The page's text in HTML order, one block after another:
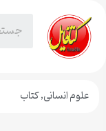
علوم انسانی,کتاب